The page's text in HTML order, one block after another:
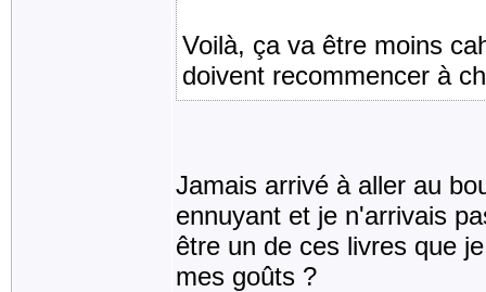
Voilà, ça va être moins
doivent recommencer à
Jamais arrivé à aller au
ennuyant et je n'arrivais
être un de ces livres que
mes goûts ?